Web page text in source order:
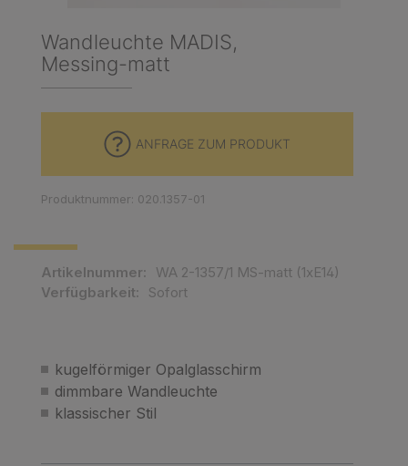
Wandleuchte MADIS,
Messing-matt
kugelförmiger Opalglasschirm
dimmbare Wandleuchte
klassischer Stil
Artikelnummer:
WA 2-1357/1 MS-matt (1xE14)
Verfügbarkeit:
Sofort
ANFRAGE ZUM PRODUKT
Produktnummer: 020.1357-01